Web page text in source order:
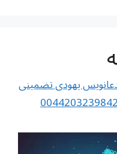
یهودی تضمینی